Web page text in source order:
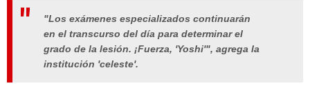
"Los exámenes especializados continuarán
en el transcurso del día para determinar el
grado de la lesión. ¡Fuerza, 'Yoshi'", agrega la
institución 'celeste'.